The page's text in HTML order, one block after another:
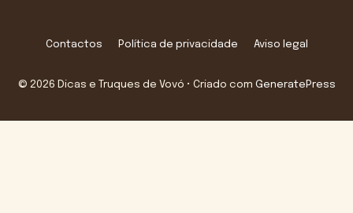
Contactos Política de privacidade Aviso legal
© 2026 Dicas e Truques de Vovó • Criado com GeneratePress